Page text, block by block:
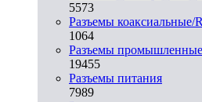
5573
Разъeмы коаксиальные/
1064
Разъeмы промышленные
19455
Разъeмы питания
7989